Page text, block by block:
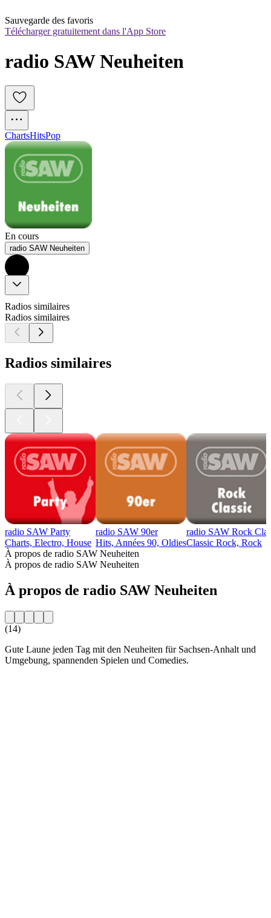
Sauvegarde des favoris
Télécharger gratuitement dans l'App Store
radio SAW Neuheiten
ChartsHitsPop
En cours
radio SAW Neuheiten
Radios similaires
Radios similaires
Radios similaires
radio SAW Party
Charts, Electro, House
radio SAW 90er
Hits, Années 90, Oldies
radio SAW Rock
Classic Rock, Rock
À propos de radio SAW Neuheiten
À propos de radio SAW Neuheiten
À propos de radio SAW Neuheiten
(14)
Gute Laune jeden Tag mit den Neuheiten für Sachsen-Anhalt und
Umgebung, spannenden Spielen und Comedies.